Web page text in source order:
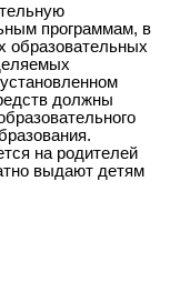
программам, в
образовательных
должны
на родителей
выдают детям